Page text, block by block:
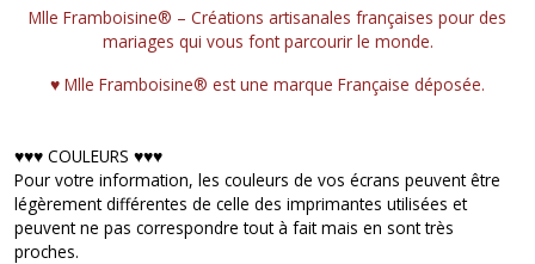
Mlle Framboisine® – Créations artisanales françaises pour des
mariages qui vous font parcourir le monde.
♥︎ Mlle Framboisine® est une marque Française déposée.
♥︎♥︎♥︎ COULEURS ♥︎♥︎♥︎
Pour votre information, les couleurs de vos écrans peuvent être
légèrement différentes de celle des imprimantes utilisées et
peuvent ne pas correspondre tout à fait mais en sont très
proches.